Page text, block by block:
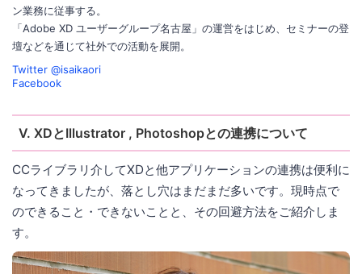
ン業務に従事する。
「Adobe XD ユーザーグループ名古屋」の運営をはじめ、セミナーの登
壇などを通じて社外での活動を展開。
Twitter @isaikaori
Facebook
Ⅴ. XDとIllustrator , Photoshopとの連携について
CCライブラリ介してXDと他アプリケーションの連携は便利に
なってきましたが、落とし穴はまだまだ多いです。現時点で
のできること・できないことと、その回避方法をご紹介しま
す。